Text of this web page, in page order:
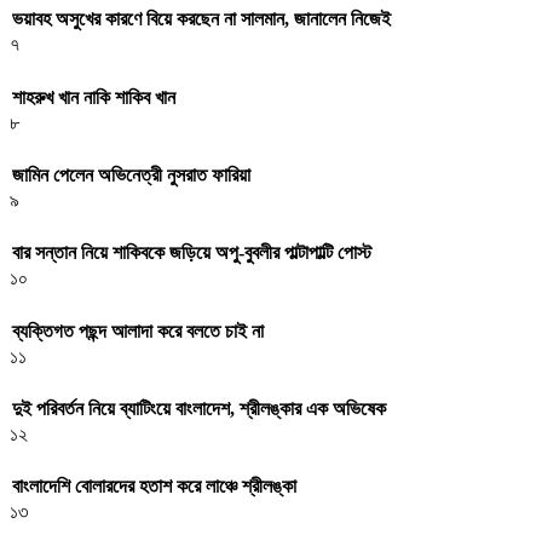
ভয়াবহ অসুখের কারণে বিয়ে করছেন না সালমান, জানালেন নিজেই
৭
শাহরুখ খান নাকি শাকিব খান
৮
জামিন পেলেন অভিনেত্রী নুসরাত ফারিয়া
৯
বার সন্তান নিয়ে শাকিবকে জড়িয়ে অপু-বুবলীর পাল্টাপাল্টি পোস্ট
১০
ব্যক্তিগত পছন্দ আলাদা করে বলতে চাই না
১১
দুই পরিবর্তন নিয়ে ব্যাটিংয়ে বাংলাদেশ, শ্রীলঙ্কার এক অভিষেক
১২
বাংলাদেশি বোলারদের হতাশ করে লাঞ্চে শ্রীলঙ্কা
১৩